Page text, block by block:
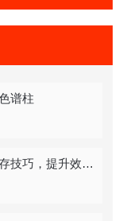
谱柱
告别频繁更换！掌握这些总烃色谱柱保存技巧，提升效率！